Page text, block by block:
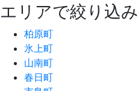
エリアで絞り込み
柏原町
氷上町
山南町
春日町